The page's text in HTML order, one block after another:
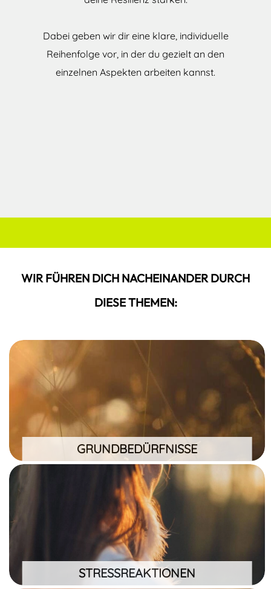
Dabei geben wir dir eine klare, individuelle
Reihenfolge vor, in der du gezielt an den
einzelnen Aspekten arbeiten kannst.
WIR FÜHREN DICH NACHEINANDER DURCH
DIESE THEMEN:
GRUNDBEDÜRFNISSE
GRUNDBEDÜRFNISSE
Bindung, Orientierung, Selbstwert, Kontrolle
STRESSREAKTIONEN
STRESSREAKTIONEN
kognitiv, emotional, physiologisch,
verhaltensbezogen